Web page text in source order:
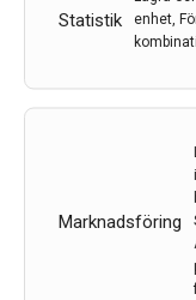
Statistik
enhet,
Marknadsföring
Johan
molekylärbiologi.
projekt om
drabbar små barn.